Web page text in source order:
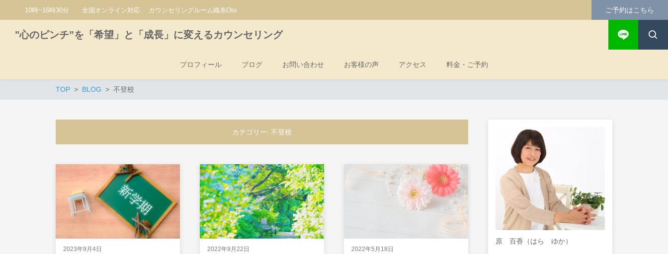
10時~16時30分 全国オンライン対応 カウンセリングルーム織糸Oto ご予約はこちら
"心のピンチ”を「希望」と「成長」に変えるカウンセリング
プロフィール ブログ お問い合わせ お客様の声 アクセス 料金・ご予約
TOP BLOG 不登校
カテゴリー: 不登校
2023年9月4日 2022年9月22日 2022年5月18日
原 百香（はら ゆか）